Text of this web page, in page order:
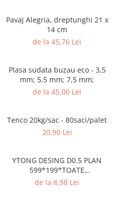
Tevi PVC
Accesorii PVC
Vopsea lavabila pentru exterior
Vopsea lavabila pentru interior
vopsele si lacuri
Pavele
Blocheti
Boltari finisati
Pavaj Alegria, dreptunghi 21 x
14 cm
de la 45,76 Lei
Plasa sudata buzau eco - 3,5
mm; 5,5 mm; 7,5 mm;
de la 45,00 Lei
Tenco 20kg/sac - 80saci/palet
20,90 Lei
YTONG DESING D0.5 PLAN
599*199*TOATE
DIMENSIUNILE pret/buc
de la 8,98 Lei